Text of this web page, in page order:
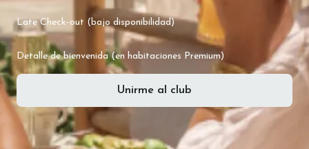
Late Check-out (bajo disponibilidad)
Detalle de bienvenida (en habitaciones Premium)
Unirme al club